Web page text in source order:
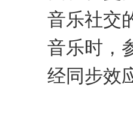
音乐社交
音乐时，
经同步效